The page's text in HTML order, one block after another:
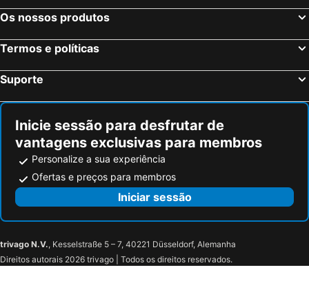
Os nossos produtos
Termos e políticas
Suporte
Inicie sessão para desfrutar de
vantagens exclusivas para membros
Personalize a sua experiência
Ofertas e preços para membros
Iniciar sessão
trivago N.V., Kesselstraße 5 – 7, 40221 Düsseldorf, Alemanha
Direitos autorais 2026 trivago | Todos os direitos reservados.